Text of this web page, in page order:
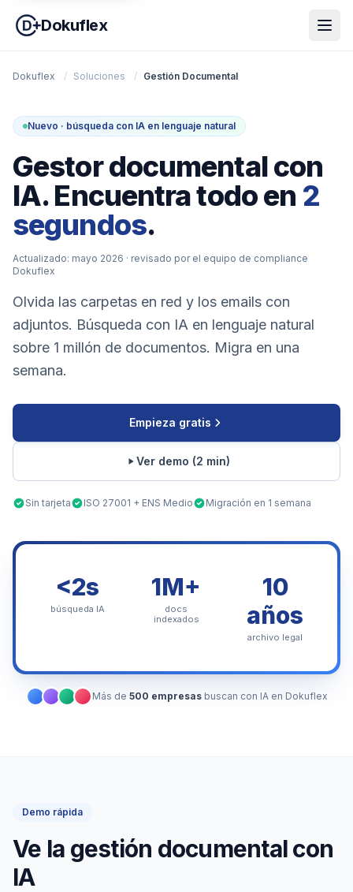
Dokuflex
Dokuflex / Soluciones / Gestión Documental
Nuevo · búsqueda con IA en lenguaje natural
Gestor documental con
IA. Encuentra todo en 2
segundos.
Actualizado: mayo 2026 · revisado por el equipo de compliance
Dokuflex
Olvida las carpetas en red y los emails con
adjuntos. Búsqueda con IA en lenguaje natural
sobre 1 millón de documentos. Migra en una
semana.
Empieza gratis
Ver demo (2 min)
Sin tarjeta ISO 27001 + ENS Medio Migración en 1 semana
<2s
búsqueda IA
1M+
docs
indexados
10
años
archivo legal
Más de 500 empresasbuscan con IA en Dokuflex
Demo rápida
Ve la gestión documental con
IA